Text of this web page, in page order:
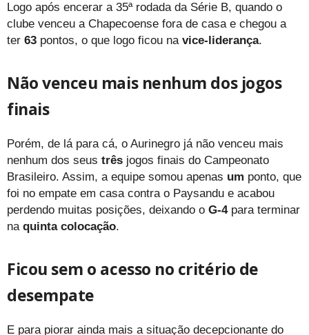
Logo após encerar a 35ª rodada da Série B, quando o
clube venceu a Chapecoense fora de casa e chegou a
ter 63 pontos, o que logo ficou na vice-liderança.
Não venceu mais nenhum dos jogos
finais
Porém, de lá para cá, o Aurinegro já não venceu mais
nenhum dos seus três jogos finais do Campeonato
Brasileiro. Assim, a equipe somou apenas um ponto, que
foi no empate em casa contra o Paysandu e acabou
perdendo muitas posições, deixando o G-4para terminar
na quinta colocação.
Ficou sem o acesso no critério de
desempate
E para piorar ainda mais a situação decepcionante do